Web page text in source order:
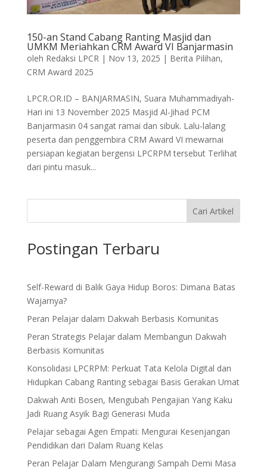
150-an Stand Cabang Ranting Masjid dan
UMKM Meriahkan CRM Award VI Banjarmasin
oleh Redaksi LPCR | Nov 13, 2025 | Berita Pilihan,
CRM Award 2025
LPCR.OR.ID – BANJARMASIN, Suara Muhammadiyah-
Hari ini 13 November 2025 Masjid Al-Jihad PCM
Banjarmasin 04 sangat ramai dan sibuk. Lalu-lalang
peserta dan penggembira CRM Award VI mewarnai
persiapan kegiatan bergensi LPCRPM tersebut Terlihat
dari pintu masuk...
Cari Artikel
Postingan Terbaru
Self-Reward di Balik Gaya Hidup Boros: Dimana Batas
Wajarnya?
Peran Pelajar dalam Dakwah Berbasis Komunitas
Peran Strategis Pelajar dalam Membangun Dakwah
Berbasis Komunitas
Konsolidasi LPCRPM: Perkuat Tata Kelola Digital dan
Hidupkan Cabang Ranting sebagai Basis Gerakan Umat
Dakwah Anti Bosen, Mengubah Pengajian Yang Kaku
Jadi Ruang Asyik Bagi Generasi Muda
Pelajar sebagai Agen Empati: Mengurai Kesenjangan
Pendidikan dari Dalam Ruang Kelas
Peran Pelajar Dalam Mengurangi Sampah Demi Masa